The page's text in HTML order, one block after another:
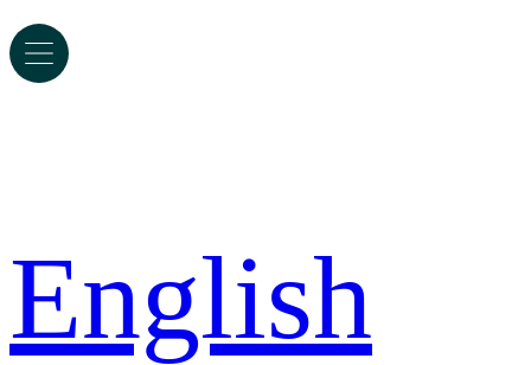
English